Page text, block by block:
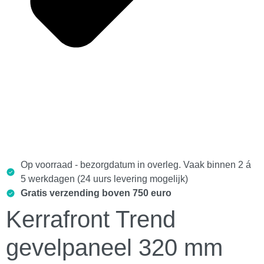
Op voorraad - bezorgdatum in overleg. Vaak binnen 2 á
5 werkdagen (24 uurs levering mogelijk)
Gratis verzending boven 750 euro
Kerrafront Trend
gevelpaneel 320 mm